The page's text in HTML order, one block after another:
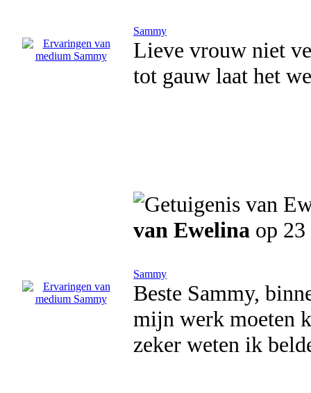
Sammy
Lieve vrouw niet
tot gauw laat het
van Ewelina op 23
Sammy
Beste Sammy,
mijn werk moeten
zeker weten ik